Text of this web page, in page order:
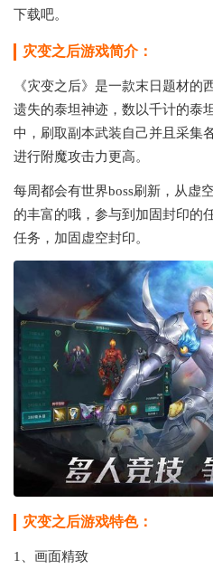
下载吧。
灾变之后游戏简介：
《灾变之后》是一款末日题材的
遗失的泰坦神迹，数以千计的泰
中，刷取副本武装自己并且采集
进行附魔攻击力更高。
每周都会有世界boss刷新，从虚
的丰富的哦，参与到加固封印的
任务，加固虚空封印。
灾变之后游戏特色：
1、画面精致